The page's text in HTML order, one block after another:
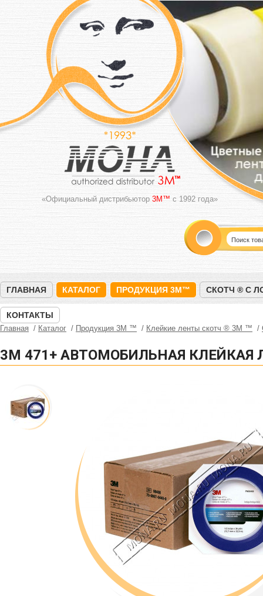
«Официальный дистрибьютор 3M™ с 1992 года»
ГЛАВНАЯ КАТАЛОГ ПРОДУКЦИЯ 3M™ СКОТЧ ® С
КОНТАКТЫ
Главная Каталог Продукция 3M ™ Клейкие ленты скотч ® 3M ™
3M 471+ АВТОМОБИЛЬНАЯ КЛЕЙКАЯ